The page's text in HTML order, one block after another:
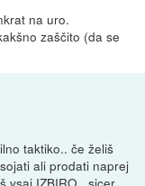
na uro.
zaščito (da se
taktiko.. če želiš
ali prodati naprej
vsaj IZBIRO.. sicer